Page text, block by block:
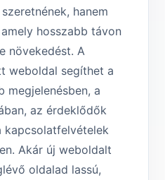
hanem
hosszabb távon
növekedést. A
weboldal segíthet a
megjelenésben, a
az érdeklődők
kapcsolatfelvételek
Akár új weboldalt
oldalad lassú,